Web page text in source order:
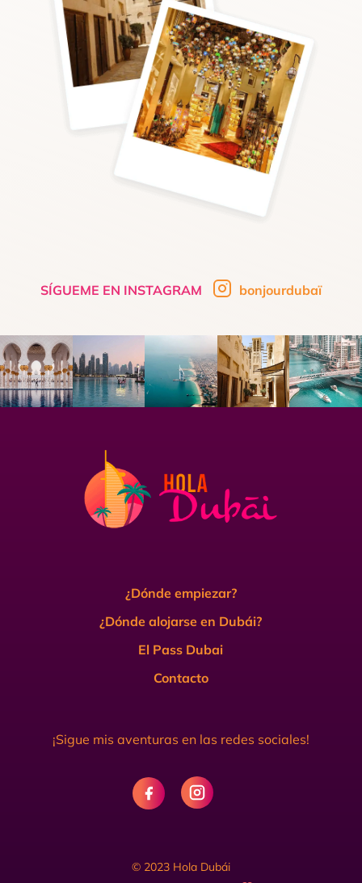
SÍGUEME EN INSTAGRAM bonjourdubaï
¿Dónde empiezar?
¿Dónde alojarse en Dubái?
El Pass Dubai
Contacto
¡Sigue mis aventuras en las redes sociales!
© 2023 Hola Dubái